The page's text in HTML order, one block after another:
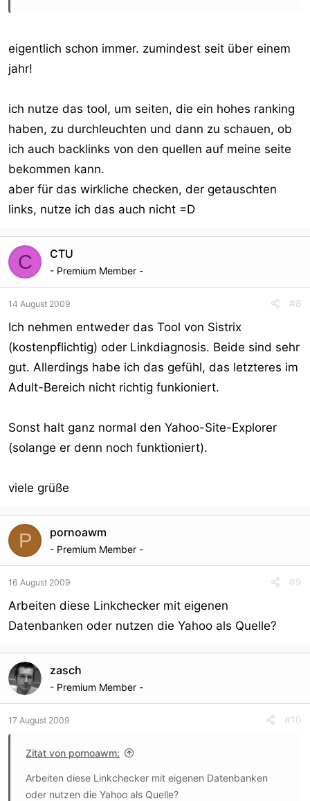
eigentlich schon immer. zumindest seit über einem
jahr!
ich nutze das tool, um seiten, die ein hohes ranking
haben, zu durchleuchten und dann zu schauen, ob
ich auch backlinks von den quellen auf meine seite
bekommen kann.
aber für das wirkliche checken, der getauschten
links, nutze ich das auch nicht =D
C CTU
- Premium Member -
14 August 2009 #8
Ich nehmen entweder das Tool von Sistrix
(kostenpflichtig) oder Linkdiagnosis. Beide sind sehr
gut. Allerdings habe ich das gefühl, das letzteres im
Adult-Bereich nicht richtig funkioniert.
Sonst halt ganz normal den Yahoo-Site-Explorer
(solange er denn noch funktioniert).
viele grüße
P pornoawm
- Premium Member -
16 August 2009 #9
Arbeiten diese Linkchecker mit eigenen
Datenbanken oder nutzen die Yahoo als Quelle?
zasch
- Premium Member -
17 August 2009 #10
Zitat von pornoawm:
Arbeiten diese Linkchecker mit eigenen Datenbanken
oder nutzen die Yahoo als Quelle?